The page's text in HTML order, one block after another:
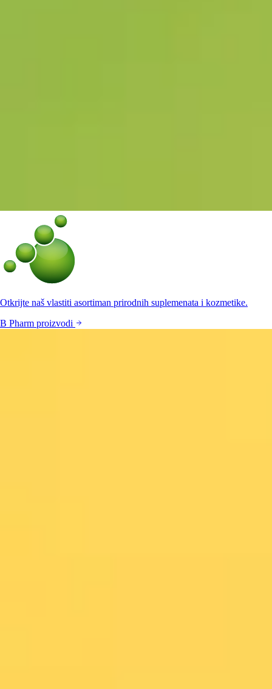
Otkrijte naš vlastiti asortiman prirodnih suplemenata i kozmetike.
B Pharm proizvodi